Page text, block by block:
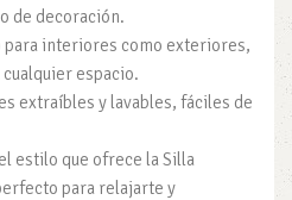
de decoración.
interiores como exteriores,
espacio.
extraíbles y lavables, fáciles de
estilo que ofrece la Silla
para relajarte y